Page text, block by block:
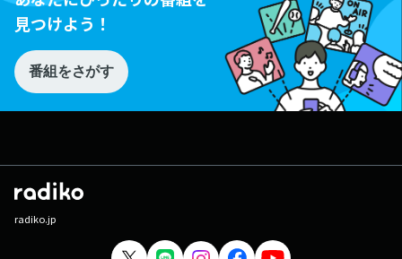
見つけよう！
番組をさがす
radiko.jp